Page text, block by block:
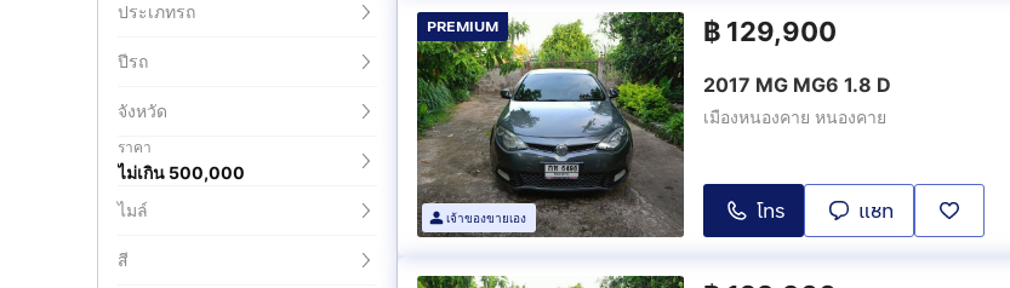
ประเภทรถ
ปีรถ
จังหวัด
ราคา
ไม่เกิน 500,000
ไมล์
สี
PREMIUM
เจ้าของขายเอง
฿ 129,900
2017 MG MG6 1.8 D
เมืองหนองคาย หนองคาย
โทร แชท